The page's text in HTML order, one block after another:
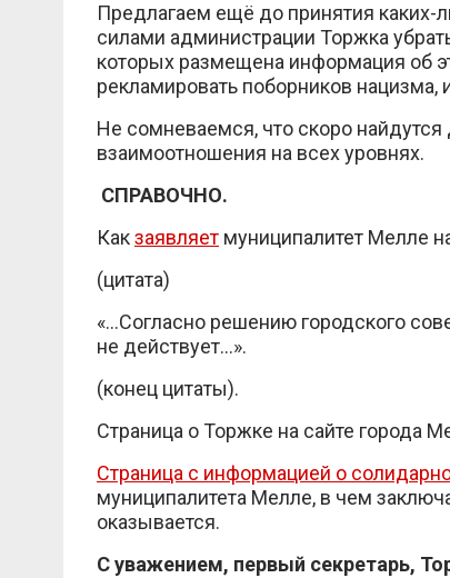
Предлагаем ещё до принятия
силами администрации Торжка
которых размещена информация об
рекламировать поборников
Не сомневаемся, что скоро
взаимоотношения на всех уровнях.
СПРАВОЧНО.
Какзаявляет муниципалитет Мелле
(цитата)
«…Согласно решению городского
не действует…».
(конец цитаты).
Страница о Торжке на сайте города
Страница с информацией о
муниципалитета Мелле, в чем
оказывается.
С уважением, первый секретарь,